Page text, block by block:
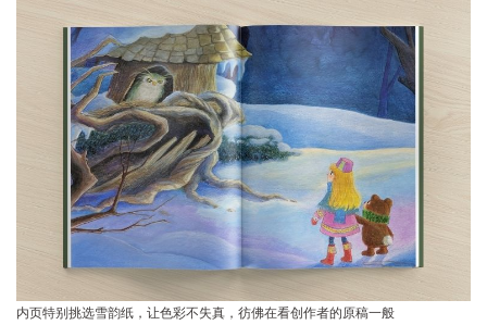
内页特别挑选雪韵纸，让色彩不失真，彷佛在看创作者的原稿一般